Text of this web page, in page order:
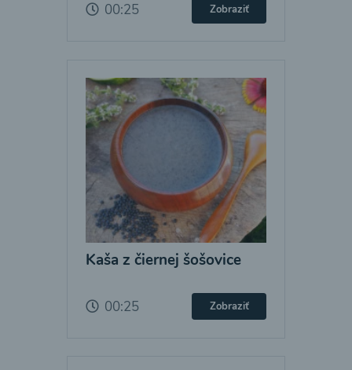
00:25 Zobraziť
Kaša z čiernej šošovice
00:25 Zobraziť